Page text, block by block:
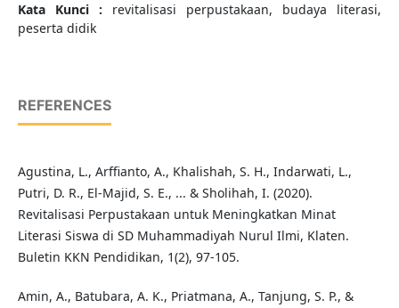
Kata Kunci : revitalisasi perpustakaan, budaya literasi,
peserta didik
REFERENCES
Agustina, L., Arffianto, A., Khalishah, S. H., Indarwati, L.,
Putri, D. R., El-Majid, S. E., ... & Sholihah, I. (2020).
Revitalisasi Perpustakaan untuk Meningkatkan Minat
Literasi Siswa di SD Muhammadiyah Nurul Ilmi, Klaten.
Buletin KKN Pendidikan, 1(2), 97-105.
Amin, A., Batubara, A. K., Priatmana, A., Tanjung, S. P., &